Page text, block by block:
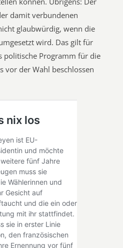
damit verbundenen
glaubwürdig, wenn die
wird. Das gilt für
politische Programm für die
vor der Wahl beschlossen